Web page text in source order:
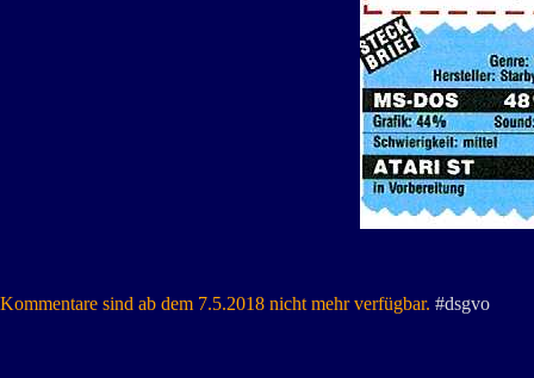
Kommentare sind ab dem 7.5.2018 nicht mehr verfügbar. #dsgvo